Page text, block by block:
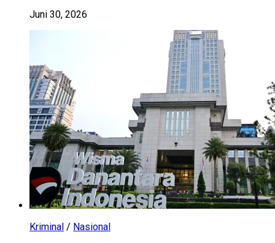
Juni 30, 2026
Kriminal / Nasional